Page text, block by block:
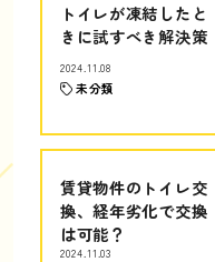
トイレが凍結したと
きに試すべき解決策
2024.11.08
未分類
賃貸物件のトイレ交
換、経年劣化で交換
は可能？
2024.11.03